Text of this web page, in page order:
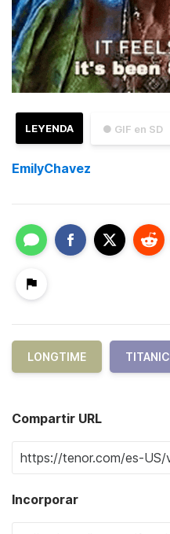
● GIF en SD
LEYENDA
EmilyChavez
LONGTIME TITANIC
Compartir URL
Incorporar